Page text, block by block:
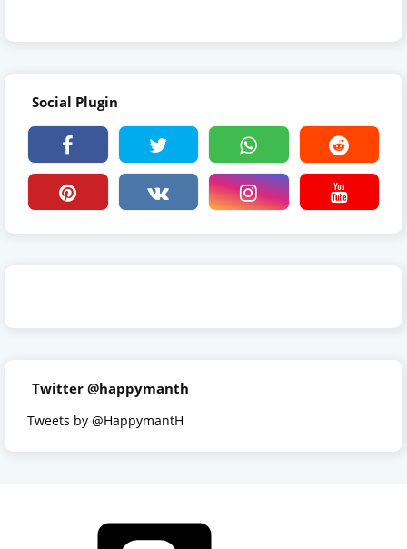
Social Plugin
Twitter @happymanth
Tweets by @HappymantH